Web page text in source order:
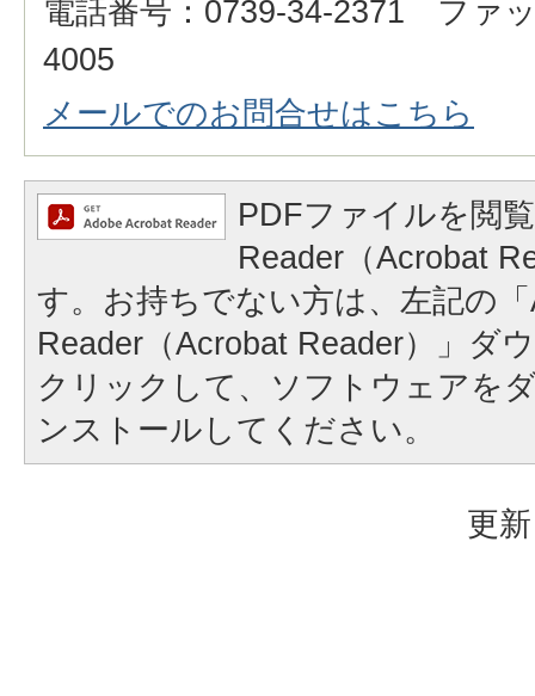
電話番号：0739-34-2371 ファ
4005
メールでのお問合せはこちら
PDFファイルを閲
Reader（Acrobat
す。お持ちでない方は、左記の
Reader（Acrobat Reader）」ダ
クリックして、ソフトウェアを
ンストールしてください。
更